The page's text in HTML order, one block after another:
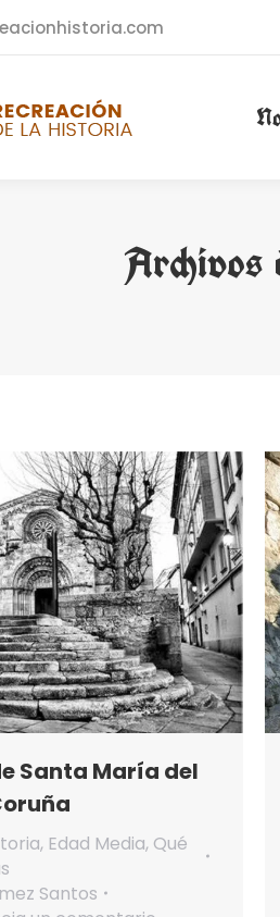
Archivos
Santa María del
, Edad Media, Qué
Santos